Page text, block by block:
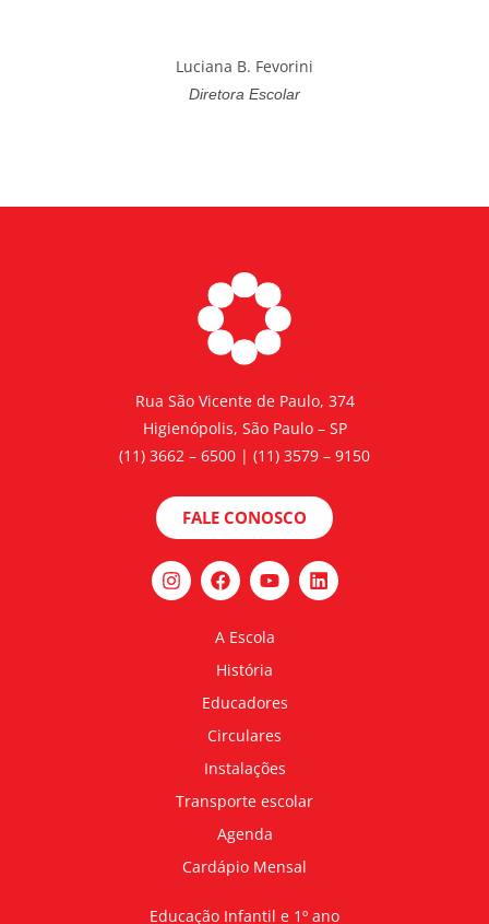
Luciana B. Fevorini
Diretora Escolar
Rua São Vicente de Paulo, 374
Higienópolis, São Paulo – SP
(11) 3662 – 6500 | (11) 3579 – 9150
FALE CONOSCO
A Escola
História
Educadores
Circulares
Instalações
Transporte escolar
Agenda
Cardápio Mensal
Educação Infantil e 1º ano